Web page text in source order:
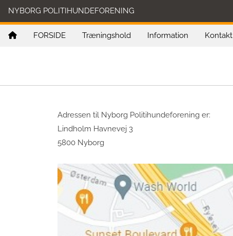
NYBORG POLITIHUNDEFORENING
FORSIDE Træningshold Information Kontakt
Adressen til Nyborg Politihundeforening er:
Lindholm Havnevej 3
5800 Nyborg